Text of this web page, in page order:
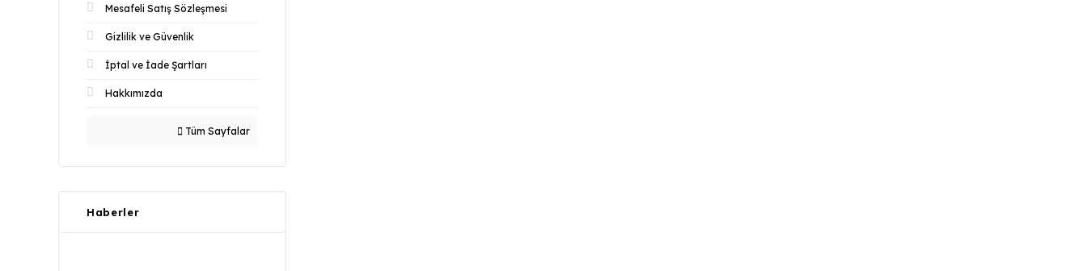
Mesafeli Satış Sözleşmesi
Gizlilik ve Güvenlik
İptal ve İade Şartları
Hakkımızda
Tüm Sayfalar
Haberler